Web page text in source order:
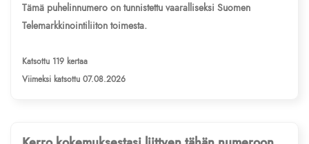
Tämä puhelinnumero on tunnistettu vaaralliseksi Suomen
Telemarkkinointiliiton toimesta.
Katsottu 119 kertaa
Viimeksi katsottu 07.08.2026